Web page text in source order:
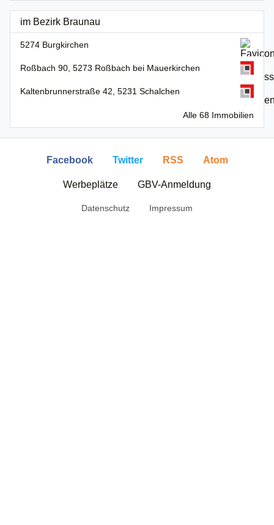
im Bezirk Braunau
5274 Burgkirchen
Roßbach 90, 5273 Roßbach bei Mauerkirchen
Kaltenbrunnerstraße 42, 5231 Schalchen
Alle 68 Immobilien
Facebook Twitter RSS Atom
Werbeplätze GBV-Anmeldung
Datenschutz Impressum